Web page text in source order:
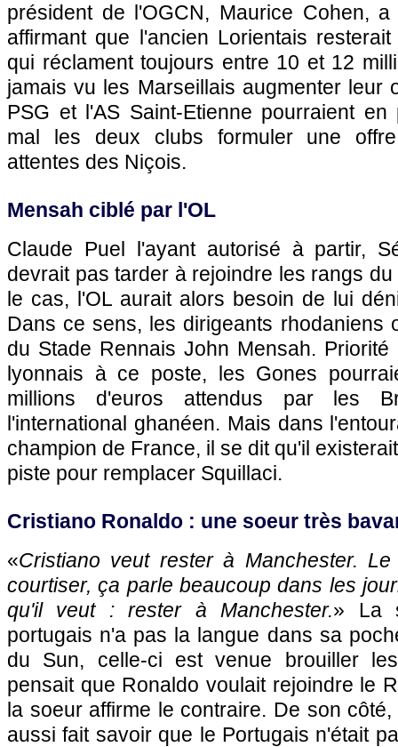
président de l'OGCN, Maurice Cohen,
affirmant que l'ancien Lorientais
qui réclament toujours entre 10 et 12
jamais vu les Marseillais augmenter leur
PSG et l'AS Saint-Etienne pourraient
mal les deux clubs formuler une
attentes des Niçois.
Mensah ciblé par l'OL
Claude Puel l'ayant autorisé à partir,
devrait pas tarder à rejoindre les rangs
le cas, l'OL aurait alors besoin de lui
Dans ce sens, les dirigeants rhodaniens
du Stade Rennais John Mensah.
lyonnais à ce poste, les Gones
millions d'euros attendus par les
l'international ghanéen. Mais dans
champion de France, il se dit qu'il
piste pour remplacer Squillaci.
Cristiano Ronaldo : une soeur très
«Cristiano veut rester à Manchester.
courtiser, ça parle beaucoup dans les
qu'il veut : rester à Manchester.» La
portugais n'a pas la langue dans sa
du Sun, celle-ci est venue brouiller
pensait que Ronaldo voulait rejoindre le
la soeur affirme le contraire. De son
aussi fait savoir que le Portugais n'était